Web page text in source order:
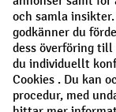
Facebook
LinkedIn
Allmänna villkor